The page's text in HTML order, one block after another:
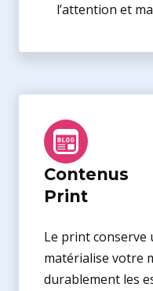
l’attention et
Contenus
Print
Le print conserve
matérialise votre
durablement les